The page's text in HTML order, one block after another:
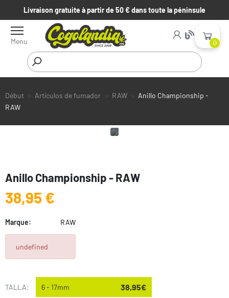
Livraison gratuite à partir de 50 € dans toute la péninsule
Menu 0
Début Artículos de fumador RAW
Anillo Championship -
RAW
Anillo Championship - RAW
38,95 €
Marque: RAW
undefined
TALLA: 6 - 17mm 38,95€